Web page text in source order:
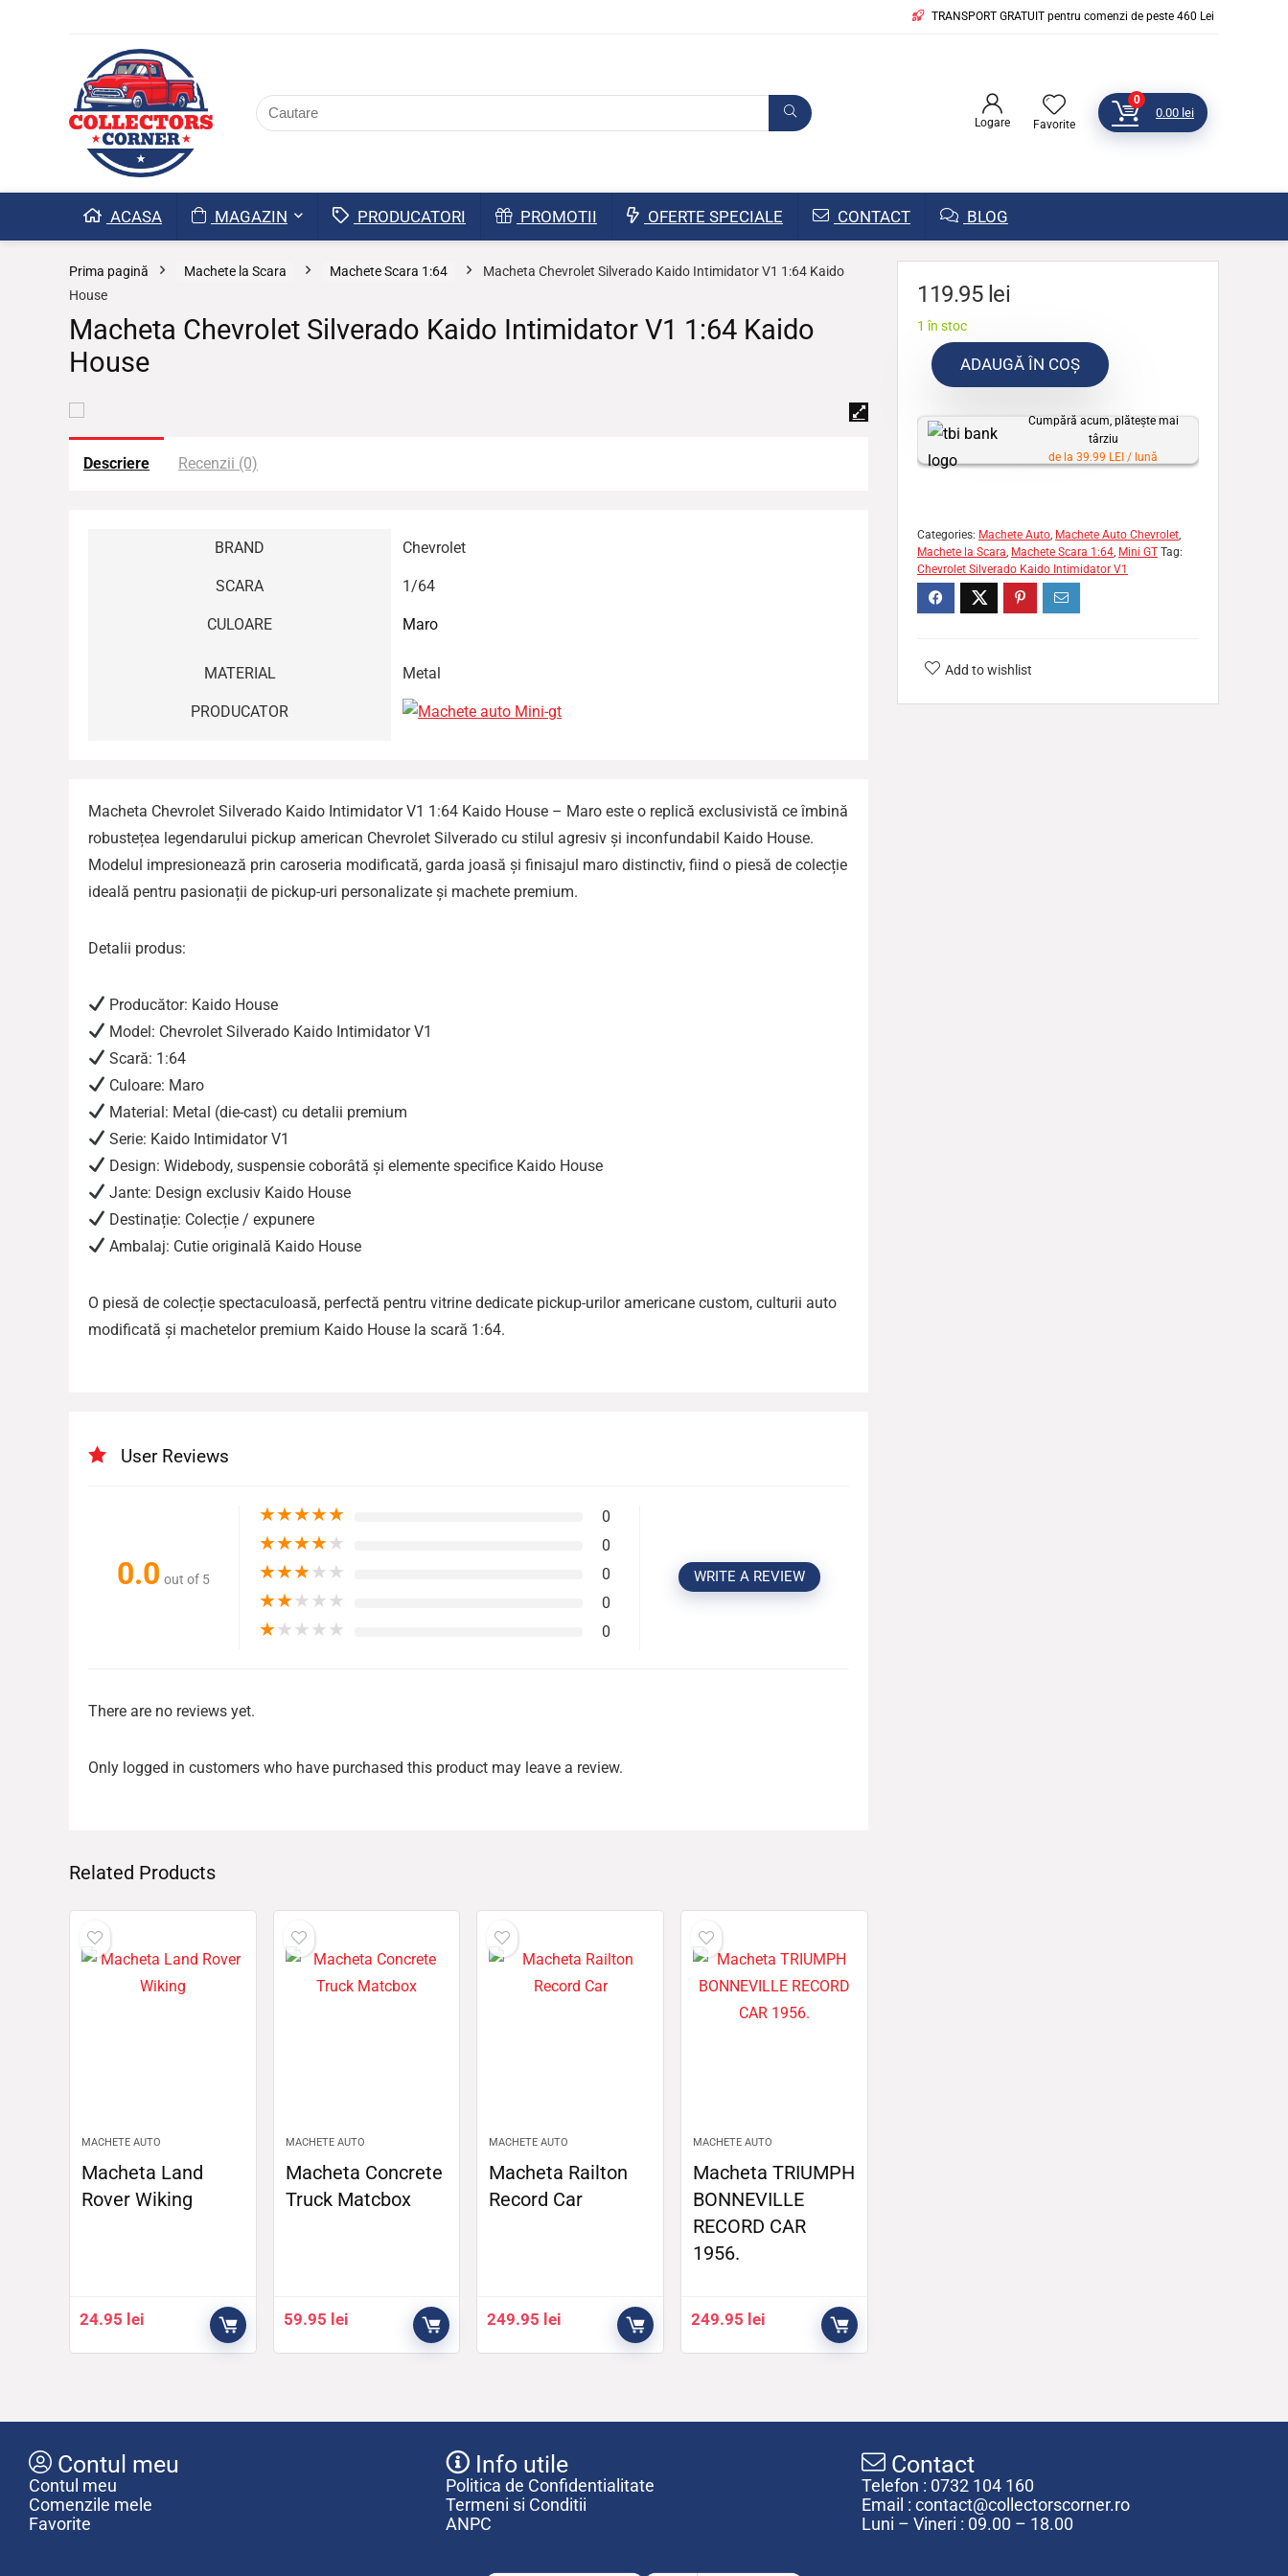
TRANSPORT GRATUIT pentru comenzi de peste 460 Lei
Logare Favorite
0
0.00 lei
ACASA MAGAZIN PRODUCATORI PROMOTII OFERTE SPECIALE CONTACT BLOG
Prima pagină Machete la Scara Machete Scara 1:64
Macheta Chevrolet Silverado Kaido Intimidator V1 1:64 Kaido
House
Macheta Chevrolet Silverado Kaido Intimidator V1 1:64 Kaido
House
Descriere Recenzii (0)
BRAND Chevrolet
SCARA 1/64
CULOARE Maro
MATERIAL Metal
PRODUCATOR
Macheta Chevrolet Silverado Kaido Intimidator V1 1:64 Kaido House – Maro este o replică exclusivistă ce îmbină
robustețea legendarului pickup american Chevrolet Silverado cu stilul agresiv și inconfundabil Kaido House.
Modelul impresionează prin caroseria modificată, garda joasă și finisajul maro distinctiv, fiind o piesă de colecție
ideală pentru pasionații de pickup-uri personalizate și machete premium.
Detalii produs:
Producător: Kaido House
Model: Chevrolet Silverado Kaido Intimidator V1
Scară: 1:64
Culoare: Maro
Material: Metal (die-cast) cu detalii premium
Serie: Kaido Intimidator V1
Design: Widebody, suspensie coborâtă și elemente specifice Kaido House
Jante: Design exclusiv Kaido House
Destinație: Colecție / expunere
Ambalaj: Cutie originală Kaido House
O piesă de colecție spectaculoasă, perfectă pentru vitrine dedicate pickup-urilor americane custom, culturii auto
modificată și machetelor premium Kaido House la scară 1:64.
User Reviews
0.0 out of 5
★★★★★ 0
★★★★★ 0
★★★★★ 0
★★★★★ 0
★★★★★ 0
WRITE A REVIEW
There are no reviews yet.
Only logged in customers who have purchased this product may leave a review.
Related Products
MACHETE AUTO
Macheta Land
Rover Wiking
24.95 lei
MACHETE AUTO
Macheta Concrete
Truck Matcbox
59.95 lei
MACHETE AUTO
Macheta Railton
Record Car
249.95 lei
MACHETE AUTO
Macheta TRIUMPH
BONNEVILLE
RECORD CAR
1956.
249.95 lei
119.95 lei
1 în stoc
ADAUGĂ ÎN COȘ
Cumpără acum, plătește mai
târziu
de la 39.99 LEI / lună
Categories: Machete Auto Machete Auto Chevrolet
Machete la Scara Machete Scara 1:64 Mini GT Tag:
Chevrolet Silverado Kaido Intimidator V1
Add to wishlist
Contul meu
Contul meu
Comenzile mele
Favorite
Info utile
Politica de Confidentialitate
Termeni si Conditii
ANPC
Contact
Telefon : 0732 104 160
Email : contact@collectorscorner.ro
Luni – Vineri : 09.00 – 18.00